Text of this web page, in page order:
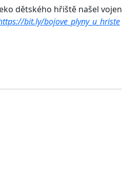
dětského hřiště našel
bit.ly/bojove_plyny_u_hriste